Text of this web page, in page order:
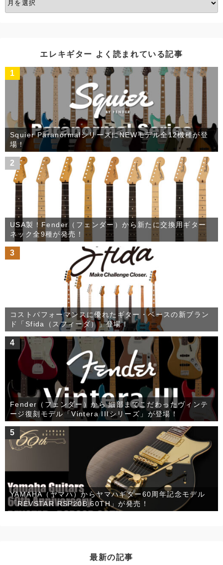
ー
エレキギター よく読まれている記事
1
Squier ParanormalシリーズにNEWモデル全12機種が登
場！
2
USA製！Fender（フェンダー）から新たに交換用ギター
ネック全9種が発売！
3
コストパフォーマンスに優れたギター・ベースの新ブラン
ド「Sfida（スフィーダ）」登場！
4
Fender（フェンダー）から 細部までこだわったヴィンテ
ージ復刻モデル「Vintera IIIシリーズ」が登場！
5
YAMAHA（ヤマハ）からヤマハギター60周年記念モデル
「REVSTAR RSP20B 60TH」が発売！
最新の記事